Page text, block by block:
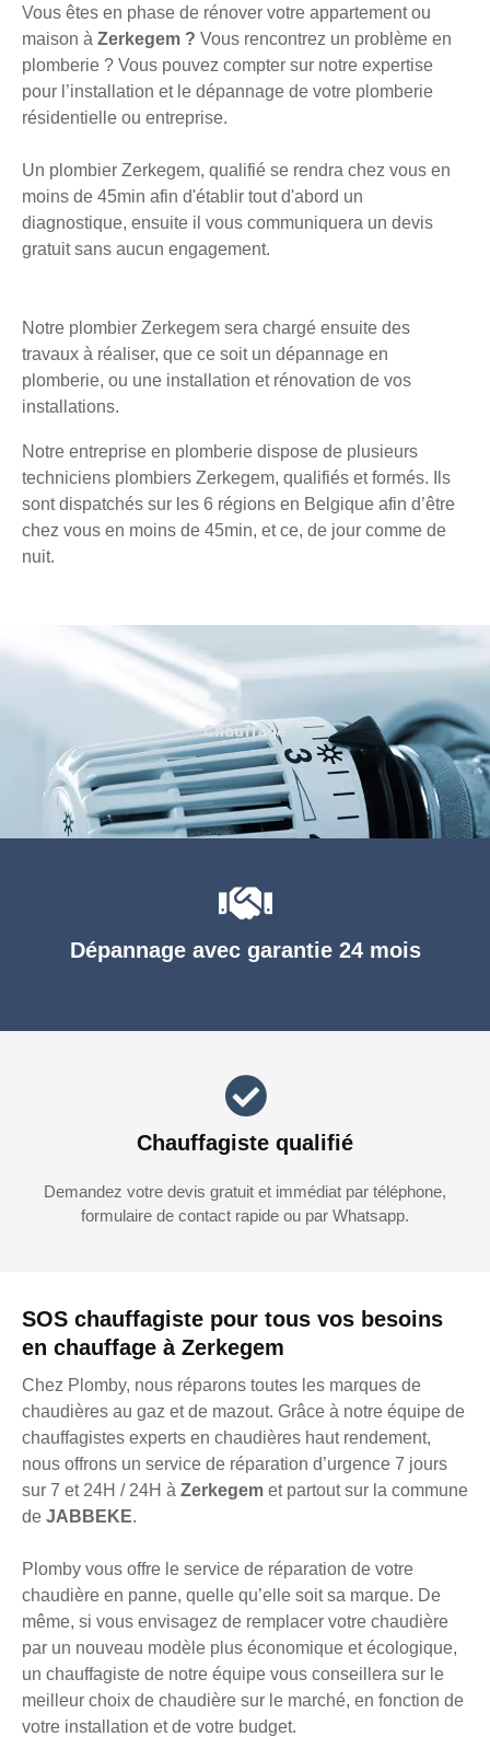
Vous êtes en phase de rénover votre appartement ou
maison à Zerkegem ? Vous rencontrez un problème en
plomberie ? Vous pouvez compter sur notre expertise
pour l’installation et le dépannage de votre plomberie
résidentielle ou entreprise.
Un plombier Zerkegem, qualifié se rendra chez vous en
moins de 45min afin d'établir tout d'abord un
diagnostique, ensuite il vous communiquera un devis
gratuit sans aucun engagement.
Notre plombier Zerkegem sera chargé ensuite des
travaux à réaliser, que ce soit un dépannage en
plomberie, ou une installation et rénovation de vos
installations.
Notre entreprise en plomberie dispose de plusieurs
techniciens plombiers Zerkegem, qualifiés et formés. Ils
sont dispatchés sur les 6 régions en Belgique afin d’être
chez vous en moins de 45min, et ce, de jour comme de
nuit.
SOS chauffagiste pour tous vos besoins
en chauffage à Zerkegem
Chez Plomby, nous réparons toutes les marques de
chaudières au gaz et de mazout. Grâce à notre équipe de
chauffagistes experts en chaudières haut rendement,
nous offrons un service de réparation d’urgence 7 jours
sur 7 et 24H / 24H à Zerkegem et partout sur la commune
de JABBEKE.
Plomby vous offre le service de réparation de votre
chaudière en panne, quelle qu’elle soit sa marque. De
même, si vous envisagez de remplacer votre chaudière
par un nouveau modèle plus économique et écologique,
un chauffagiste de notre équipe vous conseillera sur le
meilleur choix de chaudière sur le marché, en fonction de
votre installation et de votre budget.
Dépannage avec garantie 24 mois
Chauffagiste qualifié
Demandez votre devis gratuit et immédiat par téléphone,
formulaire de contact rapide ou par Whatsapp.
Chauffage